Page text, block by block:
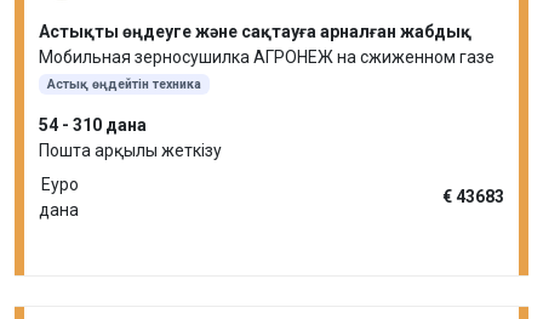
Астықты өңдеуге және сақтауға арналған жабдық
Мобильная зерносушилка АГРОНЕЖ на сжиженном газе
Астық өңдейтін техника
54 - 310 дана
Пошта арқылы жеткізу
Еуро
дана
€ 43683